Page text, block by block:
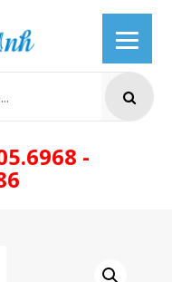
SEARCH
-